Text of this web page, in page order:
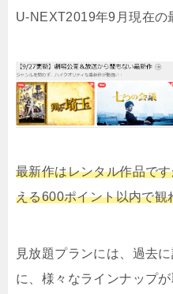
U-NEXT2019年9月現在の
最新作はレンタル作品で
える600ポイント以内で観
見放題プランには、過去
に、様々なラインナップ